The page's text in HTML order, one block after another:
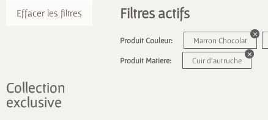
Effacer les filtres
Collection
exclusive
Filtres actifs
Produit Couleur: Marron Chocolat
Produit Matiere: Cuir d'autruche